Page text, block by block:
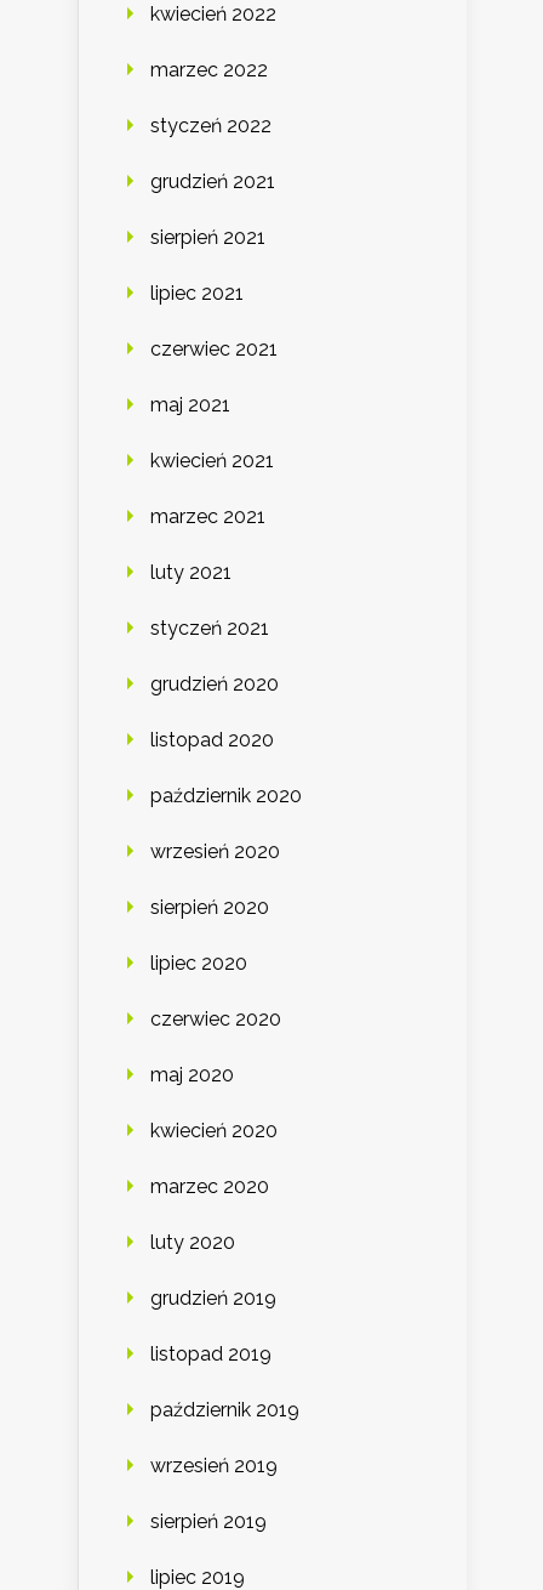
kwiecień 2022
marzec 2022
styczeń 2022
grudzień 2021
sierpień 2021
lipiec 2021
czerwiec 2021
maj 2021
kwiecień 2021
marzec 2021
luty 2021
styczeń 2021
grudzień 2020
listopad 2020
październik 2020
wrzesień 2020
sierpień 2020
lipiec 2020
czerwiec 2020
maj 2020
kwiecień 2020
marzec 2020
luty 2020
grudzień 2019
listopad 2019
październik 2019
wrzesień 2019
sierpień 2019
lipiec 2019